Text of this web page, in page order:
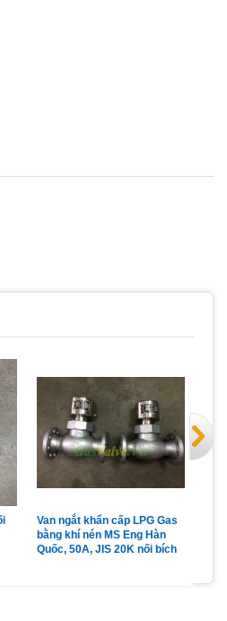
Van ngắt khẩn cấp LPG Gas
bằng khí nén MS Eng Hàn
Quốc, 50A, JIS 20K nối bích